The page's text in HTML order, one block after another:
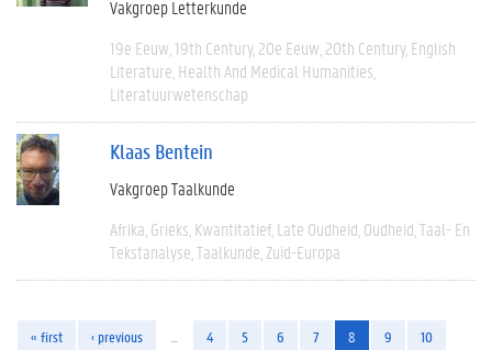
Vakgroep Letterkunde
19e Eeuw 19th Century 20e Eeuw 20th Century English
Literature Health And Medical Humanities
Literatuurwetenschap
Klaas Bentein
Vakgroep Taalkunde
Afrika Grieks Kwantitatief Late Oudheid Oudheid Taal- En
Tekstanalyse Taalkunde Zuid-Europa
« first ‹ previous 4 5 6 7 8 9
10